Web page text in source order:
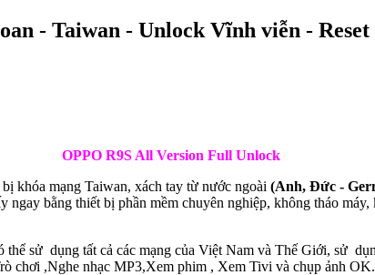
- Taiwan - Unlock Vĩnh viễn -
OPPO R9S All Version Full Unlock
bị khóa mạng Taiwan, xách tay từ nước ngoài (Anh, Đức -
ngay bằng thiết bị phần mềm chuyên nghiệp, không tháo
thể sử dụng tất cả các mạng của Việt Nam và Thế Giới, sử
chơi ,Nghe nhạc MP3,Xem phim , Xem Tivi và chụp ảnh